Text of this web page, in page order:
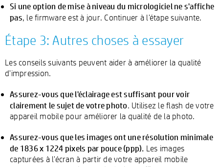
Si une option de mise à niveau du micrologiciel ne s'affiche
pas, le firmware est à jour. Continuer à l'étape suivante.
Étape 3: Autres choses à essayer
Les conseils suivants peuvent aider à améliorer la qualité
d'impression.
Assurez-vous que l'éclairage est suffisant pour voir
clairement le sujet de votre photo. Utilisez le flash de votre
appareil mobile pour améliorer la qualité de la photo.
Assurez-vous que les images ont une résolution minimale
de 1836 x 1224 pixels par pouce (ppp). Les images
capturées à l'écran à partir de votre appareil mobile